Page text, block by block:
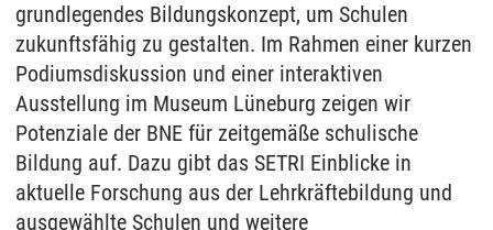
grundlegendes Bildungskonzept, um Schulen
zukunftsfähig zu gestalten. Im Rahmen einer kurzen
Podiumsdiskussion und einer interaktiven
Ausstellung im Museum Lüneburg zeigen wir
Potenziale der BNE für zeitgemäße schulische
Bildung auf. Dazu gibt das SETRI Einblicke in
aktuelle Forschung aus der Lehrkräftebildung und
ausgewählte Schulen und weitere